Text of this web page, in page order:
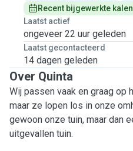
Recent bijgewerkte
Laatst actief
ongeveer 22 uur geleden
Laatst gecontacteerd
14 dagen geleden
Over Quinta
Wij passen vaak en graag op
maar ze lopen los in onze
gewoon onze tuin, maar dan
uitgevallen tuin.